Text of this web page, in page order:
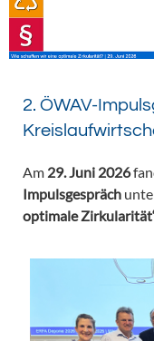
2. ÖWAV-
Am 29. Juni 2026
Impulsgespräch
optimale